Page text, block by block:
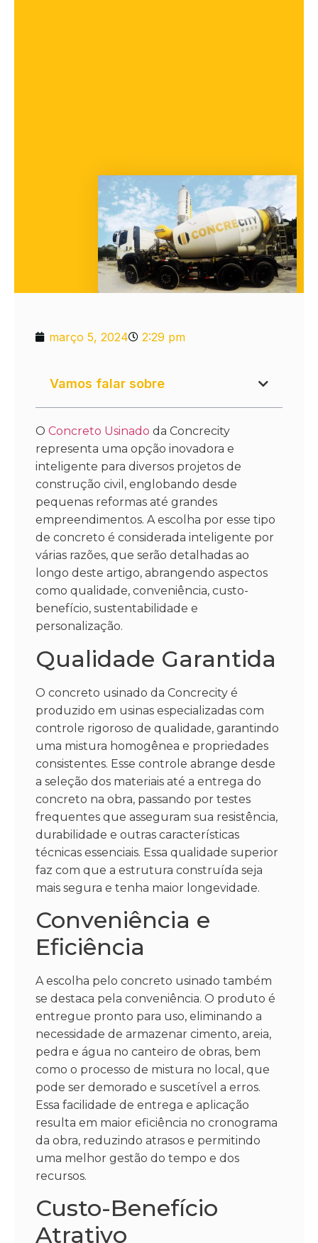
março 5, 2024 2:29 pm
Vamos falar sobre
O Concreto Usinado da Concrecity
representa uma opção inovadora e
inteligente para diversos projetos de
construção civil, englobando desde
pequenas reformas até grandes
empreendimentos. A escolha por esse tipo
de concreto é considerada inteligente por
várias razões, que serão detalhadas ao
longo deste artigo, abrangendo aspectos
como qualidade, conveniência, custo-
benefício, sustentabilidade e
personalização.
Qualidade Garantida
O concreto usinado da Concrecity é
produzido em usinas especializadas com
controle rigoroso de qualidade, garantindo
uma mistura homogênea e propriedades
consistentes. Esse controle abrange desde
a seleção dos materiais até a entrega do
concreto na obra, passando por testes
frequentes que asseguram sua resistência,
durabilidade e outras características
técnicas essenciais. Essa qualidade superior
faz com que a estrutura construída seja
mais segura e tenha maior longevidade.
Conveniência e
Eficiência
A escolha pelo concreto usinado também
se destaca pela conveniência. O produto é
entregue pronto para uso, eliminando a
necessidade de armazenar cimento, areia,
pedra e água no canteiro de obras, bem
como o processo de mistura no local, que
pode ser demorado e suscetível a erros.
Essa facilidade de entrega e aplicação
resulta em maior eficiência no cronograma
da obra, reduzindo atrasos e permitindo
uma melhor gestão do tempo e dos
recursos.
Custo-Benefício
Atrativo